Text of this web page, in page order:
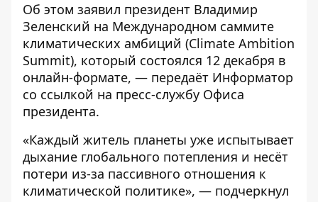
Об этом заявил президент Владимир
Зеленский на Международном саммите
климатических амбиций (Climate Ambition
Summit), который состоялся 12 декабря в
онлайн-формате, — передаёт Информатор
со ссылкой на пресс-службу Офиса
президента.
«Каждый житель планеты уже испытывает
дыхание глобального потепления и несёт
потери из-за пассивного отношения к
климатической политике», — подчеркнул